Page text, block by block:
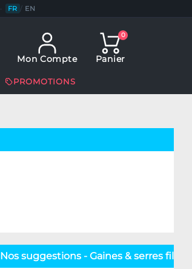
FR / EN
Mon Compte
0
Panier
PROMOTIONS
Nos suggestions - Gaines & serres fils